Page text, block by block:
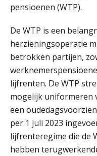
pensioenen (WTP).
De WTP is een
herzieningsoperatie
betrokken partijen,
lijfrenten. De WTP
mogelijk uniformeren
een
per 1 juli 2023
lijfrenteregime die de
hebben